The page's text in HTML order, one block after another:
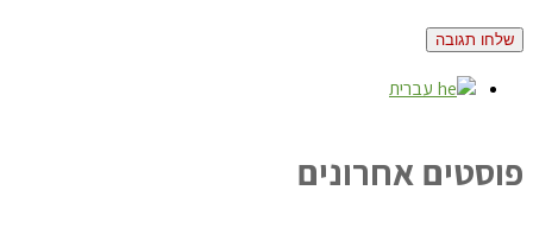
עברית
פוסטים אחרונים